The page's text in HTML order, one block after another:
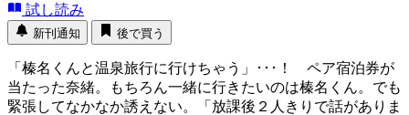
試し読み
新刊通知 後で買う
「榛名くんと温泉旅行に行けちゃう」･･･！ ペア宿泊券が
当たった奈緒。もちろん一緒に行きたいのは榛名くん。でも
緊張してなかなか誘えない。「放課後２人きりで話がありま